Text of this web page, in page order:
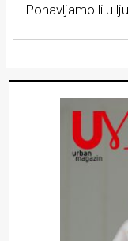
Ponavljamo li u